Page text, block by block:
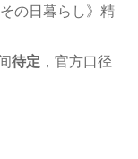
の日暮らし》精
待定 ，官方口径